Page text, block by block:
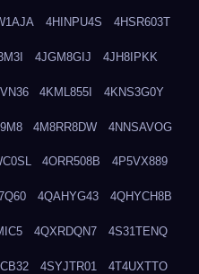
4HINPU4S 4HSR603T
4JGM8GIJ 4JH8IPKK
4KML855I 4KNS3G0Y
4M8RR8DW 4NNSAVOG
4ORR508B 4P5VX889
4QAHYG43 4QHYCH8B
4QXRDQN7 4S31TENQ
4SYJTR01 4T4UXTTO